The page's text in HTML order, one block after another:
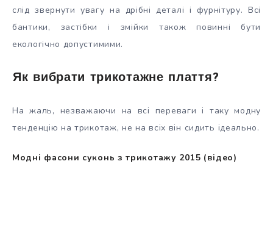
слід звернути увагу на дрібні деталі і фурнітуру. Всі
бантики, застібки і змійки також повинні бути
екологічно допустимими.
Як вибрати трикотажне плаття?
На жаль, незважаючи на всі переваги і таку модну
тенденцію на трикотаж, не на всіх він сидить ідеально.
Модні фасони суконь з трикотажу 2015 (відео)